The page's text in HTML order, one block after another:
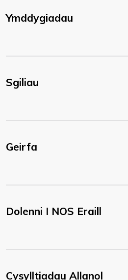
Ymddygiadau
Sgiliau
Geirfa
Dolenni I NOS Eraill
Cysylltiadau Allanol